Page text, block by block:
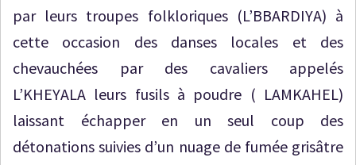
par leurs troupes folkloriques (L’BBARDIYA) à
cette occasion des danses locales et des
chevauchées par des cavaliers appelés
L’KHEYALA leurs fusils à poudre ( LAMKAHEL)
laissant échapper en un seul coup des
détonations suivies d’un nuage de fumée grisâtre